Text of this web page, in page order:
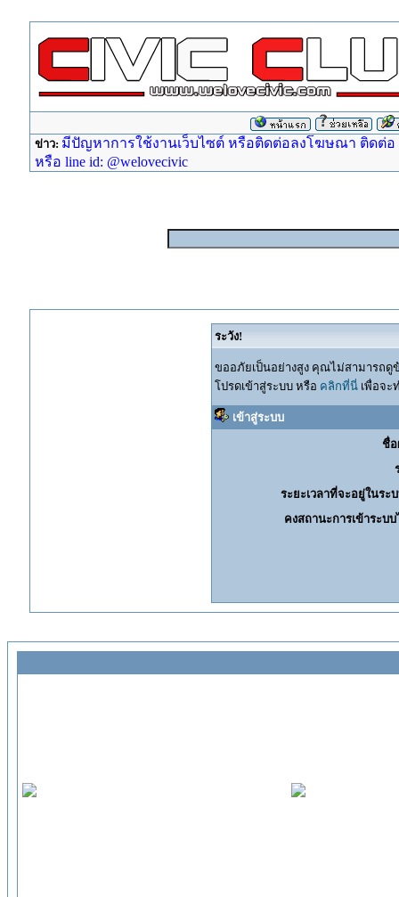
ข่าว: มีปัญหาการใช้งานเว็บไซต์ หรือติดต่อลงโฆษณา ติดต่อ
หรือ line id: @welovecivic
ระวัง!
ขออภัยเป็นอย่างสูง คุณไม่สามารถ
โปรดเข้าสู่ระบบ หรือ คลิกที่นี่เพื่อจะ
เข้าสู่ระบบ
ชื่อ
ระยะเวลาที่จะอยู่ในระ
คงสถานะการเข้าระบ